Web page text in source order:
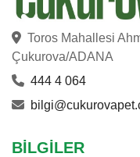
Toros Mahallesi
Çukurova/ADANA
444 4 064
BILGILER